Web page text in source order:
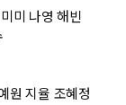
미 나영 해빈
지율 조혜정